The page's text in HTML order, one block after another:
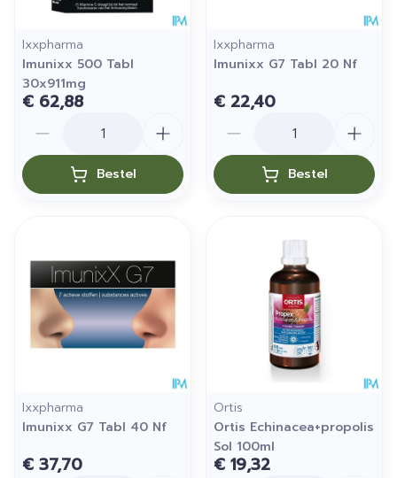
Ixxpharma
Imunixx 500 Tabl
30x911mg
€ 62,88
Bestel
Ixxpharma
Imunixx G7 Tabl 20 Nf
€ 22,40
Bestel
Ixxpharma
Imunixx G7 Tabl 40 Nf
€ 37,70
Ortis
Ortis Echinacea+propolis
Sol 100ml
€ 19,32